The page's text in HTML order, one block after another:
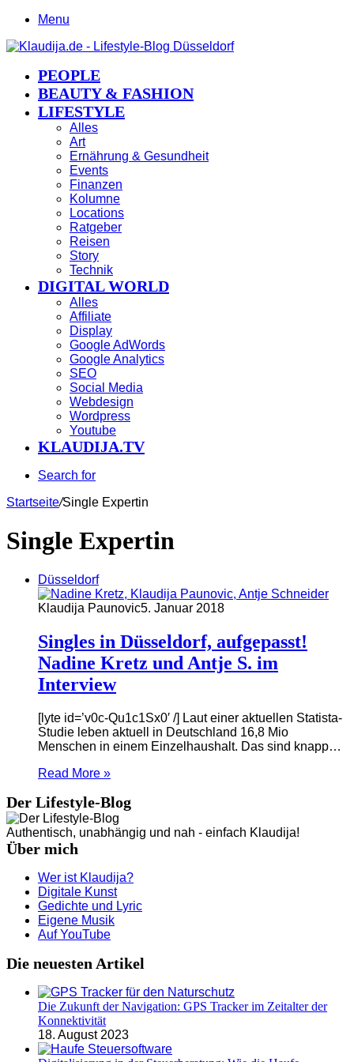
Menu
PEOPLE
BEAUTY & FASHION
LIFESTYLE
Alles
Art
Ernährung & Gesundheit
Events
Finanzen
Kolumne
Locations
Ratgeber
Reisen
Story
Technik
DIGITAL WORLD
Alles
Affiliate
Display
Google AdWords
Google Analytics
SEO
Social Media
Webdesign
Wordpress
Youtube
KLAUDIJA.TV
Search for
Startseite/Single Expertin
Single Expertin
Düsseldorf
Klaudija Paunovic5. Januar 2018
Singles in Düsseldorf, aufgepasst!
Nadine Kretz und Antje S. im
Interview
[lyte id=’v0c-Qu1c1Sx0′ /] Laut einer aktuellen Statista-
Studie leben aktuell in Deutschland 16,8 Mio
Menschen in einem Einzelhaushalt. Das sind knapp…
Read More »
Der Lifestyle-Blog
Authentisch, unabhängig und nah - einfach Klaudija!
Über mich
Wer ist Klaudija?
Digitale Kunst
Gedichte und Lyric
Eigene Musik
Auf YouTube
Die neuesten Artikel
Die Zukunft der Navigation: GPS Tracker im Zeitalter der
Konnektivität
18. August 2023